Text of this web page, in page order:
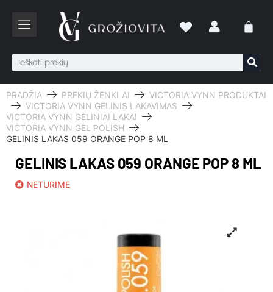
PRADŽIA PREKIŲ ŽENKLAI
VICTORIA VYNN PRODUKTAI
VICTORIA VYNN GELINIS LAKAVIMAS
VICTORIA VYNN GELINIAI LAKAI
VICTORIA VYNN GEL POLISH
GELINIS LAKAS 059 ORANGE POP 8 ML
GELINIS LAKAS 059 ORANGE POP 8 ML
NETURIME